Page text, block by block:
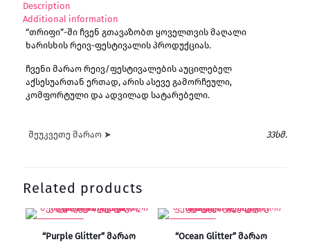
Description
Additional information
“თრიფი”-ში ჩვენ გთავაზობთ ყოველთვის მაღალი
ხარისხის რეივ-ფესტივალის პროდუქციას.
ჩვენი მარაო რეივ/ფესტივალების აუცილებელ
აქსესუართან ერთად, არის ასევე გამორჩეული,
კომფორტული და ადვილად სატარებელი.
შეუკვეთე მარაო ➤ 33სმ.
Related products
“Purple Glitter” მარაო “Ocean Glitter” მარაო